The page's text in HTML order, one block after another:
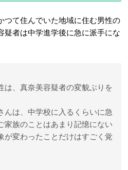
つて住んでいた地域に住む男性の
疑者は中学進学後に急に派手にな
は、真奈美容疑者の変貌ぶりを
んは、中学校に入るくらいに急
家族のことはあまり記憶にない
が変わったことだけはすごく覚